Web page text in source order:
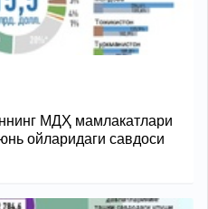
МДҲ мамлакатлари
ойларидаги савдоси